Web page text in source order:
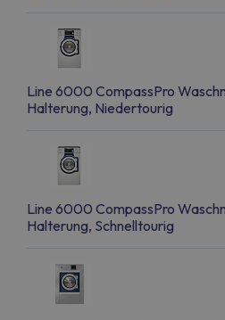
Line 6000 CompassPro
Halterung, Niedertourig
Line 6000 CompassPro
Halterung, Schnelltourig